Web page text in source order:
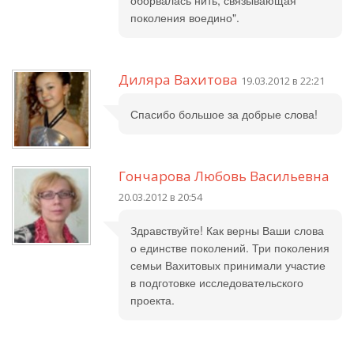
поколения воедино".
Диляра Вахитова 19.03.2012 в 22:21
Спасибо большое за добрые слова!
Гончарова Любовь Васильевна
20.03.2012 в 20:54
Здравствуйте! Как верны Ваши слова
о единстве поколений. Три поколения
семьи Вахитовых принимали участие
в подготовке исследовательского
проекта.